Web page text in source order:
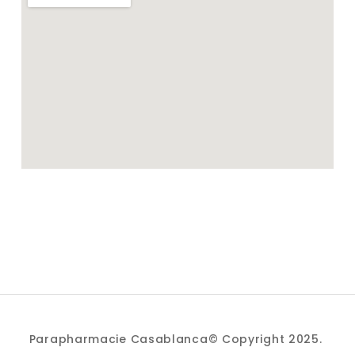
Parapharmacie Casablanca© Copyright 2025.